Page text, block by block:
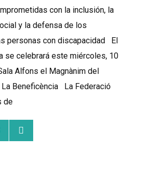
con la inclusión, la
y la defensa de los
personas con discapacidad El
se celebrará este miércoles, 10
Alfons el Magnànim del
La Beneficència La Federació
de